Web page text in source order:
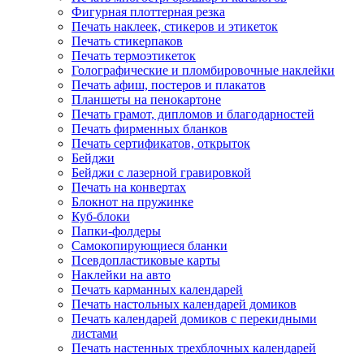
Фигурная плоттерная резка
Печать наклеек, стикеров и этикеток
Печать стикерпаков
Печать термоэтикеток
Голографические и пломбировочные наклейки
Печать афиш, постеров и плакатов
Планшеты на пенокартоне
Печать грамот, дипломов и благодарностей
Печать фирменных бланков
Печать сертификатов, открыток
Бейджи
Бейджи с лазерной гравировкой
Печать на конвертах
Блокнот на пружинке
Куб-блоки
Папки-фолдеры
Самокопирующиеся бланки
Псевдопластиковые карты
Наклейки на авто
Печать карманных календарей
Печать настольных календарей домиков
Печать календарей домиков с перекидными
листами
Печать настенных трехблочных календарей